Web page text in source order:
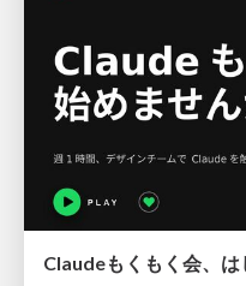
Claudeもくもく会、は